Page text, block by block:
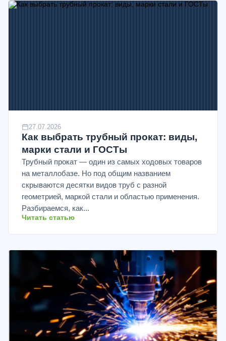
27.07.2026
Как выбрать трубный прокат: виды,
марки стали и ГОСТы
Трубный прокат — один из самых ходовых товаров
на металлобазе. Но под общим названием
скрываются десятки видов труб с разной
геометрией, маркой стали и областью применения.
Разбираемся, как...
Читать статью